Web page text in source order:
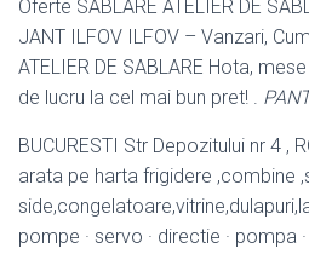
Oferte SABLARE ATELIER DE
JANT ILFOV ILFOV – Vanzari,
ATELIER DE SABLARE Hota,
de lucru la cel mai bun pret! .
BUCURESTI Str Depozitului nr 4 ,
arata pe harta frigidere ,combine
pompe · servo · directie · pompa ·